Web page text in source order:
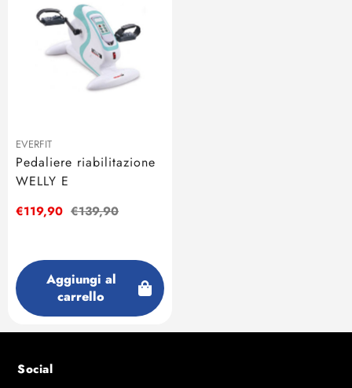
EVERFIT
Pedaliere riabilitazione
WELLY E
Prezzo
€119,90 Prezzo
€139,90
Aggiungi al
carrello
Social